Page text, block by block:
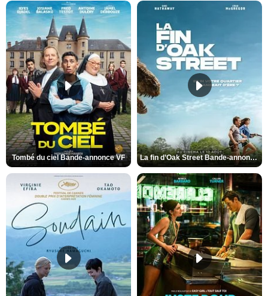
Tombé du ciel Bande-annonce VF La fin d’Oak Street Bande-annonce VO STFR